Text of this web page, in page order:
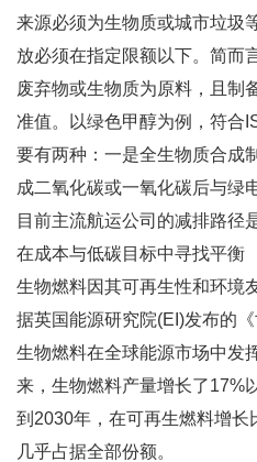
来源必须为生物质或城市垃圾
放必须在指定限额以下。简而
废弃物或生物质为原料，且制
准值。以绿色甲醇为例，符合
要有两种：一是全生物质合成
成二氧化碳或一氧化碳后与绿
目前主流航运公司的减排路径
在成本与低碳目标中寻找平衡
生物燃料因其可再生性和环境
据英国能源研究院(EI)发布的
生物燃料在全球能源市场中发
来，生物燃料产量增长了17%
到2030年，在可再生燃料增
几乎占据全部份额。